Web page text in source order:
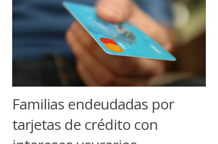
Familias endeudadas por
tarjetas de crédito con